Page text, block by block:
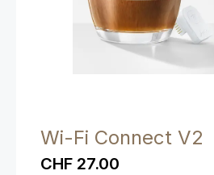
Wi-Fi Connect V2
CHF 27.00